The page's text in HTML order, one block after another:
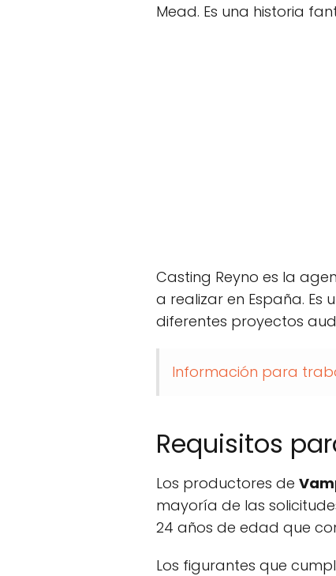
Mead. Es una historia
Casting Reyno es la
a realizar en España.
diferentes proyectos
Información para
Requisitos
Los productores de
mayoría de las
24 años de edad que
Los figurantes que